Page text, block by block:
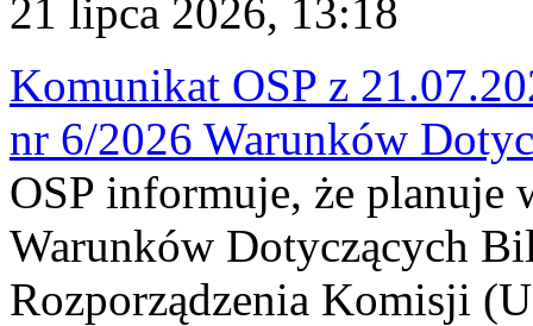
21 lipca 2026, 13:18
Komunikat OSP z
nr 6/2026 Warunków
OSP informuje, że planuje
Warunków Dotyczących
Rozporządzenia Komisji